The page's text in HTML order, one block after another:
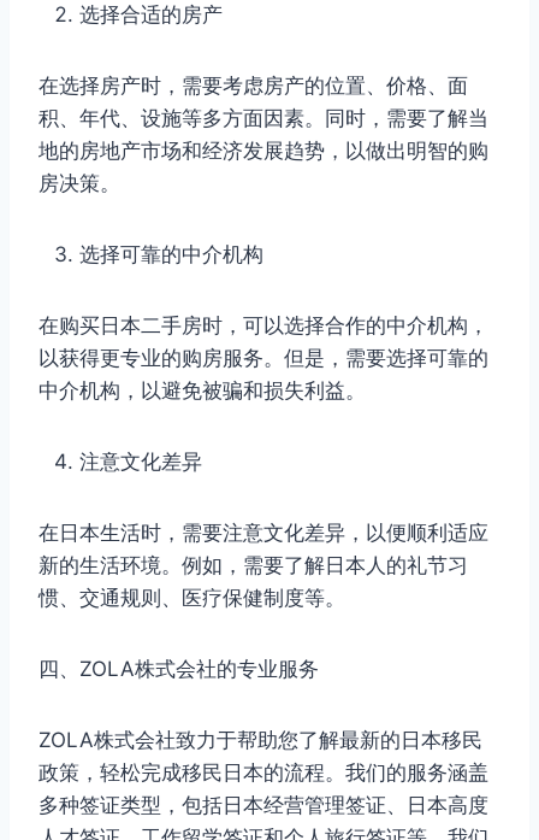
选择合适的房产
在选择房产时，需要考虑房产的位置、价格、面
积、年代、设施等多方面因素。同时，需要了解当
地的房地产市场和经济发展趋势，以做出明智的购
房决策。
选择可靠的中介机构
在购买日本二手房时，可以选择合作的中介机构，
以获得更专业的购房服务。但是，需要选择可靠的
中介机构，以避免被骗和损失利益。
注意文化差异
在日本生活时，需要注意文化差异，以便顺利适应
新的生活环境。例如，需要了解日本人的礼节习
惯、交通规则、医疗保健制度等。
四、ZOLA株式会社的专业服务
ZOLA株式会社致力于帮助您了解最新的日本移民
政策，轻松完成移民日本的流程。我们的服务涵盖
多种签证类型，包括日本经营管理签证、日本高度